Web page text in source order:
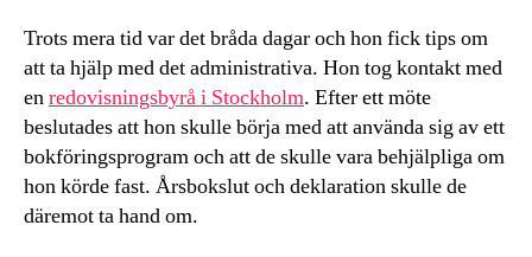
Trots mera tid var det bråda dagar och hon fick tips om
att ta hjälp med det administrativa. Hon tog kontakt med
enredovisningsbyrå i Stockholm. Efter ett möte
beslutades att hon skulle börja med att använda sig av ett
bokföringsprogram och att de skulle vara behjälpliga om
hon körde fast. Årsbokslut och deklaration skulle de
däremot ta hand om.